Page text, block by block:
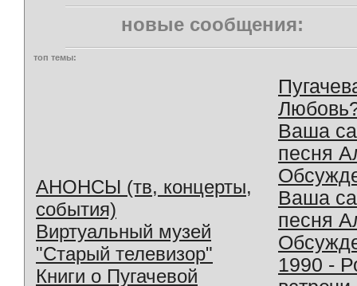
новые сообщения:
топ темы:
АНОНСЫ (тв, концерты,
события)
Виртуальный музей
"Старый телевизор"
Книги о Пугачевой
Ваша
песня
Ваша
песня
1990 -